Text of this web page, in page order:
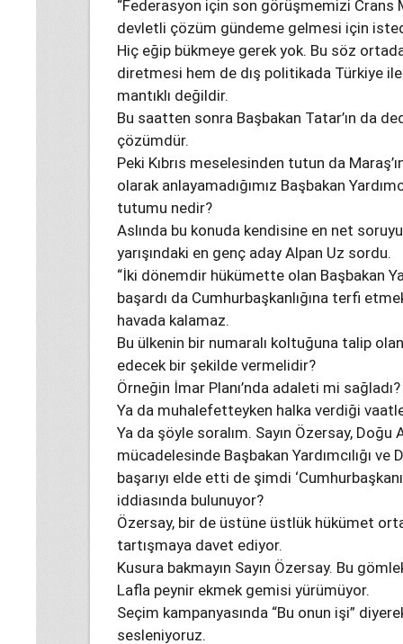
“Federasyon için son görüşmemizi Crans
devletli çözüm gündeme gelmesi için
Hiç eğip bükmeye gerek yok. Bu söz
diretmesi hem de dış politikada Türkiye
mantıklı değildir.
Bu saatten sonra Başbakan Tatar’ın da
çözümdür.
Peki Kıbrıs meselesinden tutun da
olarak anlayamadığımız Başbakan
tutumu nedir?
Aslında bu konuda kendisine en net
yarışındaki en genç aday Alpan Uz sordu.
“İki dönemdir hükümette olan Başbakan
başardı da Cumhurbaşkanlığına terfi
havada kalamaz.
Bu ülkenin bir numaralı koltuğuna talip
edecek bir şekilde vermelidir?
Örneğin İmar Planı’nda adaleti mi sağladı?
Ya da muhalefetteyken halka verdiği
Ya da şöyle soralım. Sayın Özersay, Doğu
mücadelesinde Başbakan Yardımcılığı ve
başarıyı elde etti de şimdi
iddiasında bulunuyor?
Özersay, bir de üstüne üstlük hükümet
tartışmaya davet ediyor.
Kusura bakmayın Sayın Özersay. Bu
Lafla peynir ekmek gemisi yürümüyor.
Seçim kampanyasında “Bu onun işi”
sesleniyoruz.